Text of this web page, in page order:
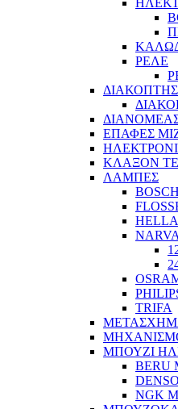
ΡΕΛΕ
ΔΙΑΚΟΠΤΗΣ
ΕΠΑΦΕΣ
ΚΛΑΞΟΝ
ΛΑΜΠΕΣ
BOSCH
HELLA
NARVA
TRIFA
ΜΠΟΥΖΙ
NGK